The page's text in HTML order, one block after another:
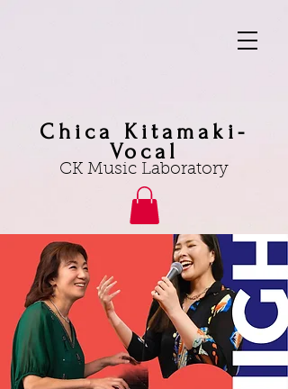
Chica Kitamaki-
Vocal
CK Music Laboratory